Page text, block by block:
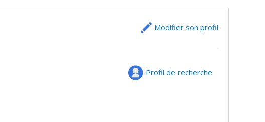
Modifier son profil
Profil de recherche